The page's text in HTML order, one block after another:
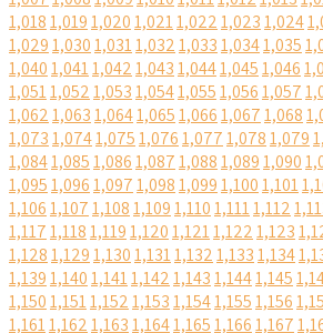
1,0181,0191,0201,0211,0221,0231,024
1,0291,0301,0311,0321,0331,0341,035
1,0401,0411,0421,0431,0441,0451,046
1,0511,0521,0531,0541,0551,0561,057
1,0621,0631,0641,0651,0661,0671,068
1,0731,0741,0751,0761,0771,0781,079
1,0841,0851,0861,0871,0881,0891,090
1,0951,0961,0971,0981,0991,1001,101
1,1061,1071,1081,1091,1101,1111,112
1,1171,1181,1191,1201,1211,1221,123
1,1281,1291,1301,1311,1321,1331,134
1,1391,1401,1411,1421,1431,1441,145
1,1501,1511,1521,1531,1541,1551,156
1,1611,1621,1631,1641,1651,1661,167